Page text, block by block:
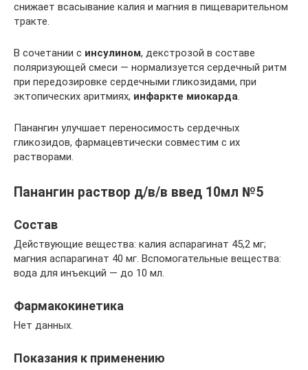
снижает всасывание калия и магния в пищеварительном
тракте.
В сочетании с инсулином, декстрозой в составе
поляризующей смеси — нормализуется сердечный ритм
при передозировке сердечными гликозидами, при
эктопических аритмиях, инфаркте миокарда.
Панангин улучшает переносимость сердечных
гликозидов, фармацевтически совместим с их
растворами.
Панангин раствор д/в/в введ 10мл №5
Состав
Действующие вещества: калия аспарагинат 45,2 мг;
магния аспарагинат 40 мг. Вспомогательные вещества:
вода для инъекций — до 10 мл.
Фармакокинетика
Нет данных.
Показания к применению